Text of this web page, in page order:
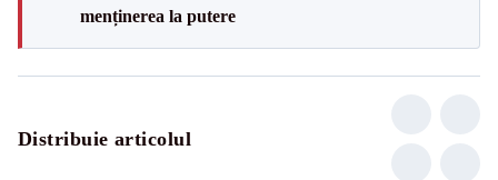
menținerea la putere
Distribuie articolul